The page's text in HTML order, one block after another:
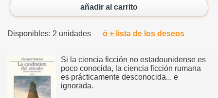
añadir al carrito
Disponibles: 2 unidades ó + lista de los deseos
Si la ciencia ficción no estadounidense es
poco conocida, la ciencia ficción rumana
es prácticamente desconocida... e
ignorada.